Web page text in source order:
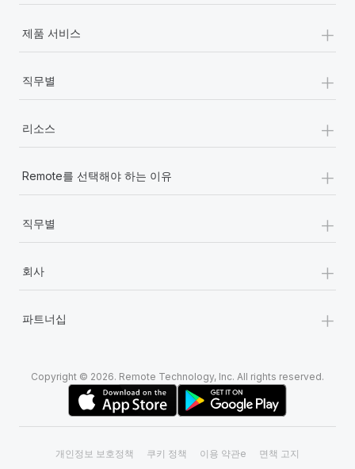
제품 서비스 +
직무별 +
리소스 +
Remote를 선택해야 하는 이유 +
직무별 +
회사 +
파트너십 +
Copyright © 2026. Remote Technology, Inc. All rights reserved.
개인정보 보호정책 쿠키 정책 이용 약관e 면책 고지